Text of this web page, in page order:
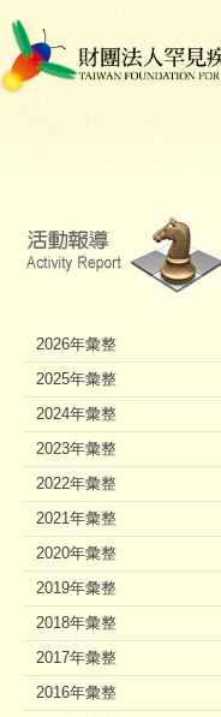
2026年彙整
2025年彙整
2024年彙整
2023年彙整
2022年彙整
2021年彙整
2020年彙整
2019年彙整
2018年彙整
2017年彙整
2016年彙整